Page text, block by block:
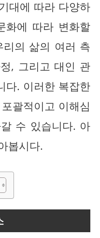
대에 따라 다양하
화에 따라 변화할
의 삶의 여러 측
, 그리고 대인 관
다. 이러한 복잡한
괄적이고 이해심
수 있습니다. 아
봅시다.